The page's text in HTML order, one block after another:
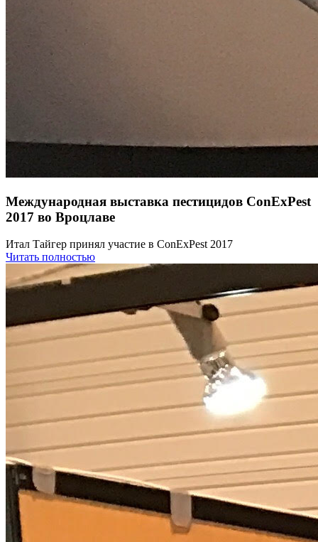
Международная выставка пестицидов ConExPest
2017 во Вроцлаве
Итал Тайгер принял участие в ConExPest 2017
Читать полностью